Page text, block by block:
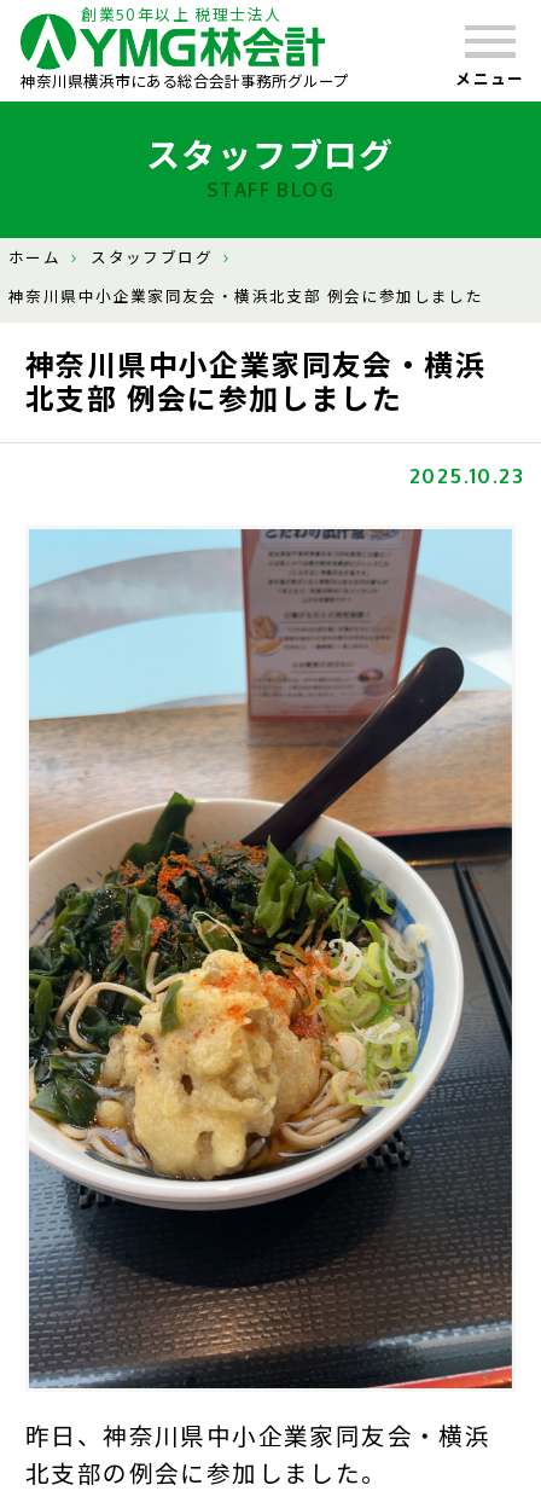
創業50年以上 税理士法人
神奈川県横浜市にある総合会計事務所グループ メニュー
スタッフブログ
STAFF BLOG
ホーム
スタッフブログ
神奈川県中小企業家同友会・横浜北支部 例会に参加しました
神奈川県中小企業家同友会・横浜
北支部 例会に参加しました
2025.10.23
昨日、神奈川県中小企業家同友会・横浜
北支部の例会に参加しました。